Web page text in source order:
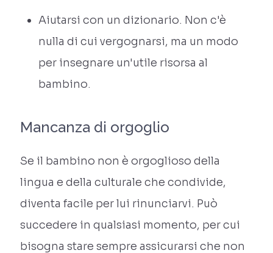
Aiutarsi con un dizionario. Non c'è
nulla di cui vergognarsi, ma un modo
per insegnare un'utile risorsa al
bambino.
Mancanza di orgoglio
Se il bambino non è orgoglioso della
lingua e della culturale che condivide,
diventa facile per lui rinunciarvi. Può
succedere in qualsiasi momento, per cui
bisogna stare sempre assicurarsi che non